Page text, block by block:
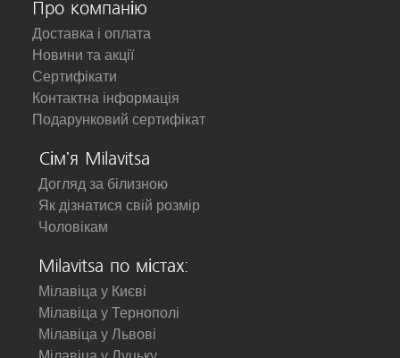
Про компанію
Доставка і оплата
Новини та акції
Сертифікати
Контактна інформація
Подарунковий сертифікат
Сім'я Milavitsa
Догляд за білизною
Як дізнатися свій розмір
Чоловікам
Milavitsa по містах:
Мілавіца у Києві
Мілавіца у Тернополі
Мілавіца у Львові